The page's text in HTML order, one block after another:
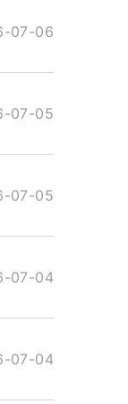
07-06
07-05
07-05
07-04
07-04